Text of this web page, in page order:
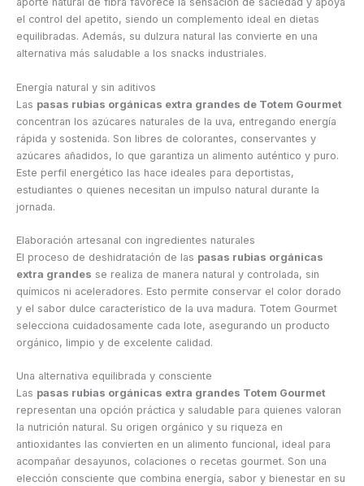
el control del apetito, siendo un complemento ideal en dietas
equilibradas. Además, su dulzura natural las convierte en una
alternativa más saludable a los snacks industriales.
Energía natural y sin aditivos
Las pasas rubias orgánicas extra grandes de Totem Gourmet
concentran los azúcares naturales de la uva, entregando energía
rápida y sostenida. Son libres de colorantes, conservantes y
azúcares añadidos, lo que garantiza un alimento auténtico y puro.
Este perfil energético las hace ideales para deportistas,
estudiantes o quienes necesitan un impulso natural durante la
jornada.
Elaboración artesanal con ingredientes naturales
El proceso de deshidratación de las pasas rubias orgánicas
extra grandes se realiza de manera natural y controlada, sin
químicos ni aceleradores. Esto permite conservar el color dorado
y el sabor dulce característico de la uva madura. Totem Gourmet
selecciona cuidadosamente cada lote, asegurando un producto
orgánico, limpio y de excelente calidad.
Una alternativa equilibrada y consciente
Las pasas rubias orgánicas extra grandes Totem Gourmet
representan una opción práctica y saludable para quienes valoran
la nutrición natural. Su origen orgánico y su riqueza en
antioxidantes las convierten en un alimento funcional, ideal para
acompañar desayunos, colaciones o recetas gourmet. Son una
elección consciente que combina energía, sabor y bienestar en su